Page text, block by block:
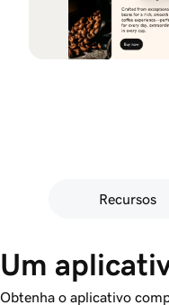
Recursos
Um
Obtenha o aplicativo